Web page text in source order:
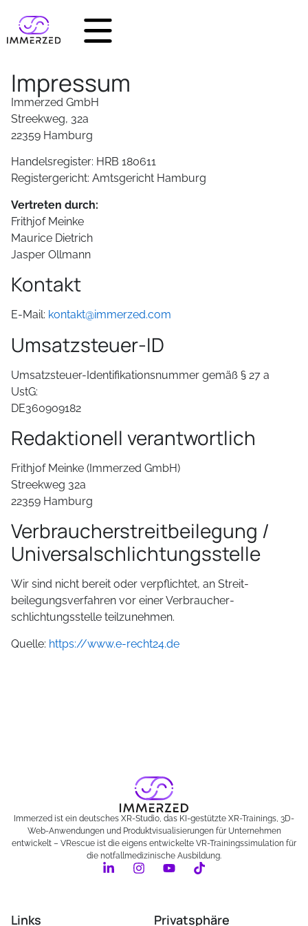
Impressum
Immerzed GmbH
Streekweg, 32a
22359 Hamburg
Handelsregister: HRB 180611
Registergericht: Amtsgericht Hamburg
Vertreten durch:
Frithjof Meinke
Maurice Dietrich
Jasper Ollmann
Kontakt
E-Mail: kontakt@immerzed.com
Umsatzsteuer-ID
Umsatzsteuer-Identifikationsnummer gemäß § 27 a
UstG:
DE360909182
Redaktionell verantwortlich
Frithjof Meinke (Immerzed GmbH)
Streekweg 32a
22359 Hamburg
Verbraucher­streit­beilegung /
Universal­schlichtungs­stelle
Wir sind nicht bereit oder verpflichtet, an Streit­
beilegungs­verfahren vor einer Verbraucher­
schlichtungs­stelle teilzunehmen.
Quelle: https://www.e-recht24.de
Immerzed ist ein deutsches XR-Studio, das KI-gestützte XR-Trainings, 3D-
Web-Anwendungen und Produktvisualisierungen für Unternehmen
entwickelt – VRescue ist die eigens entwickelte VR-Trainingssimulation für
die notfallmedizinische Ausbildung.
Links Privatsphäre